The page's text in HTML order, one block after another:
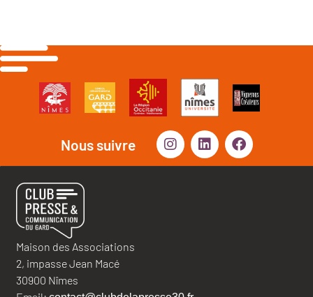
Nous suivre
Maison des Associations
2, impasse Jean Macé
30900 Nîmes